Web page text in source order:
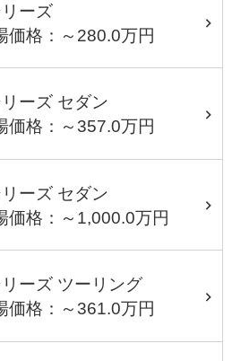
ーズ
価格：～280.0万円
ーズ セダン
価格：～357.0万円
ーズ セダン
価格：～1,000.0万円
ーズ ツーリング
価格：～361.0万円